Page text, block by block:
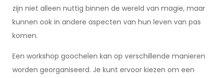
zijn niet alleen nuttig binnen de wereld van magie, maar
kunnen ook in andere aspecten van hun leven van pas
komen.
Een workshop goochelen kan op verschillende manieren
worden georganiseerd. Je kunt ervoor kiezen om een